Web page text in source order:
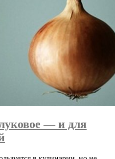
— и для